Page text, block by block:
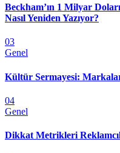
Beckham’ın 1 Milyar
Nasıl Yeniden Yazıyor?
03
Genel
Kültür Sermayesi: Markalar
04
Genel
Dikkat Metrikleri